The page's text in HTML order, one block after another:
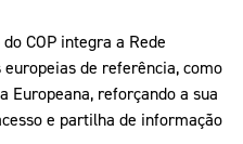
COP integra a Rede
de referência, como
Europeana, reforçando a sua
e partilha de informação